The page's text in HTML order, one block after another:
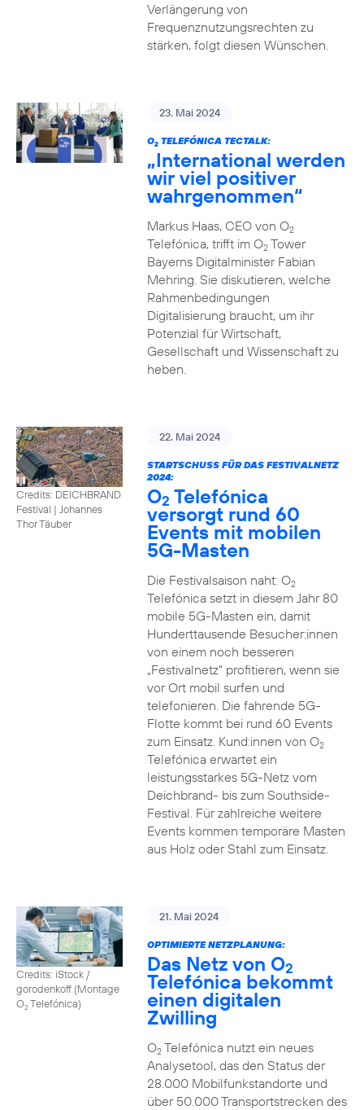
Verlängerung von
Frequenznutzungsrechten zu
stärken, folgt diesen Wünschen.
23. Mai 2024
O2TELEFÓNICA TECTALK:
„International werden
wir viel positiver
wahrgenommen“
Markus Haas, CEO von O2
Telefónica, trifft im O2Tower
Bayerns Digitalminister Fabian
Mehring. Sie diskutieren, welche
Rahmenbedingungen
Digitalisierung braucht, um ihr
Potenzial für Wirtschaft,
Gesellschaft und Wissenschaft zu
heben.
Credits: DEICHBRAND
Festival | Johannes
Thor Täuber
22. Mai 2024
STARTSCHUSS FÜR DAS FESTIVALNETZ
2024:
O2 Telefónica
versorgt rund 60
Events mit mobilen
5G-Masten
Die Festivalsaison naht: O2
Telefónica setzt in diesem Jahr 80
mobile 5G-Masten ein, damit
Hunderttausende Besucher:innen
von einem noch besseren
„Festivalnetz“ profitieren, wenn sie
vor Ort mobil surfen und
telefonieren. Die fahrende 5G-
Flotte kommt bei rund 60 Events
zum Einsatz. Kund:innen von O2
Telefónica erwartet ein
leistungsstarkes 5G-Netz vom
Deichbrand- bis zum Southside-
Festival. Für zahlreiche weitere
Events kommen temporäre Masten
aus Holz oder Stahl zum Einsatz.
Credits: iStock /
gorodenkoff (Montage
O2Telefónica)
21. Mai 2024
OPTIMIERTE NETZPLANUNG:
Das Netz von O2
Telefónica bekommt
einen digitalen
Zwilling
O2Telefónica nutzt ein neues
Analysetool, das den Status der
28.000 Mobilfunkstandorte und
über 50.000 Transportstrecken des